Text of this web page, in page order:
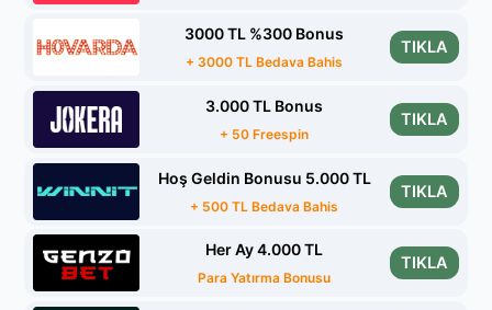
3000 TL %300 Bonus
+ 3000 TL Bedava Bahis
TIKLA
3.000 TL Bonus
+ 50 Freespin
TIKLA
Hoş Geldin Bonusu 5.000 TL
+ 500 TL Bedava Bahis
TIKLA
Her Ay 4.000 TL
Para Yatırma Bonusu
TIKLA